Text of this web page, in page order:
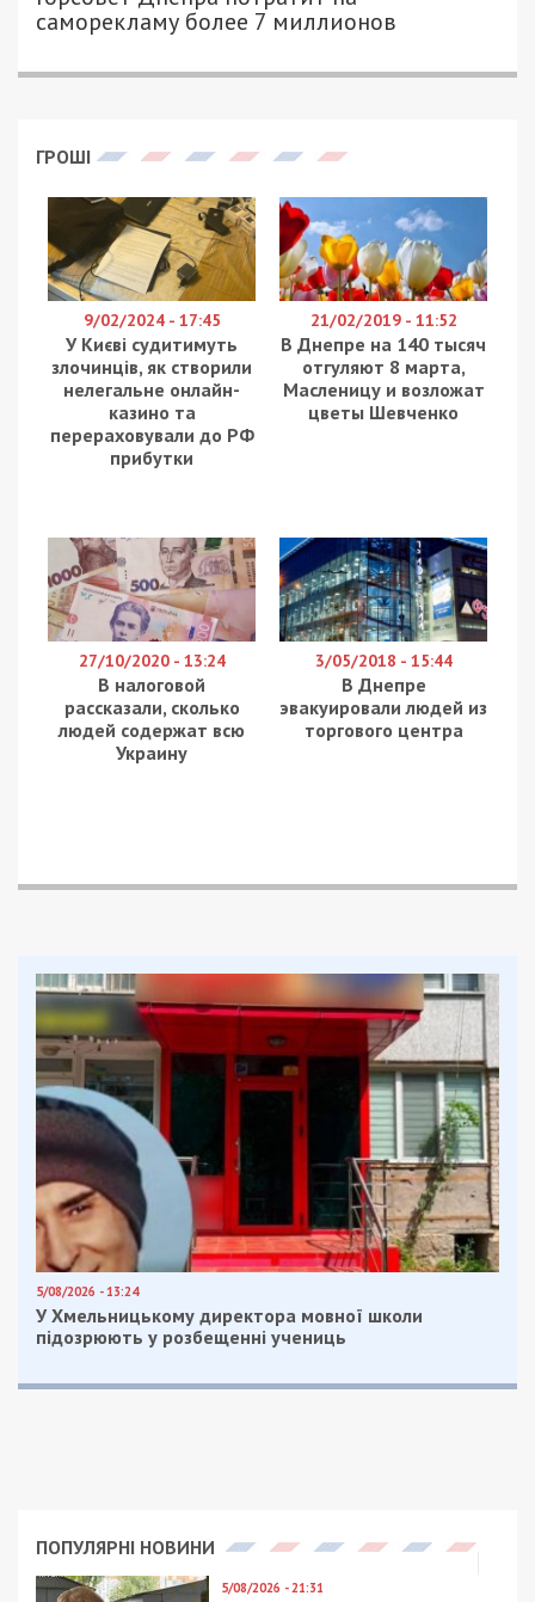
саморекламу более 7 миллионов
ГРОШІ
9/02/2024 - 17:45
У Києві судитимуть
злочинців, як створили
нелегальне онлайн-
казино та
перераховували до РФ
прибутки
21/02/2019 - 11:52
В Днепре на 140 тысяч
отгуляют 8 марта,
Масленицу и возложат
цветы Шевченко
27/10/2020 - 13:24
В налоговой
рассказали, сколько
людей содержат всю
Украину
3/05/2018 - 15:44
В Днепре
эвакуировали людей из
торгового центра
5/08/2026 - 13:24
У Хмельницькому директора мовної школи
підозрюють у розбещенні учениць
ПОПУЛЯРНІ НОВИНИ
5/08/2026 - 21:31